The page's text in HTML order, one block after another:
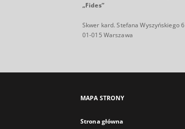
„Fides”
Skwer kard. Stefana Wyszyńskiego 6
01-015 Warszawa
MAPA STRONY
Strona główna